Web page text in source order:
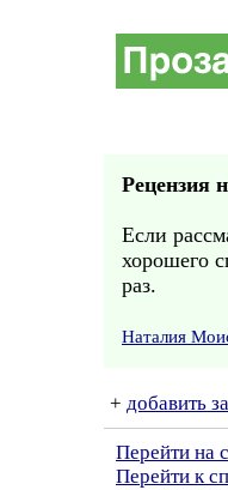
Рецензия
Если
хорошего
раз.
Наталия
+ добавить
Перейти на
Перейти к